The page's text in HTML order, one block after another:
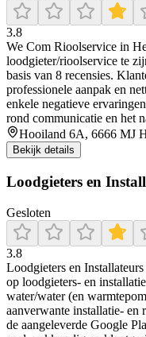
3.8
We Com Rioolservice in
loodgieter/rioolservice te
basis van 8 recensies.
professionele aanpak en
enkele negatieve
rond communicatie en het
Hooiland 6A, 6666 MJ
Bekijk details
Loodgieters en
Gesloten
3.8
Loodgieters en
op loodgieters- en
water/water (en
aanverwante installatie- en
de aangeleverde Google